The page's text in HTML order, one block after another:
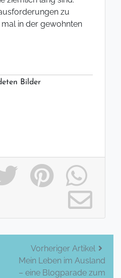
zu
in der gewohnten
Bilder
Vorheriger Artikel
Mein Leben im Ausland
– eine Blogparade zum